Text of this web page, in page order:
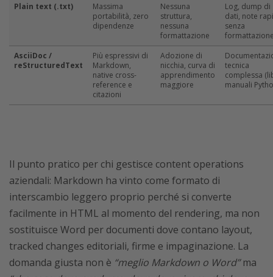
Plain text (.txt)
Massima
portabilità, zero
dipendenze
Nessuna
struttura,
nessuna
formattazione
Log, dump di
dati, note
senza
AsciiDoc /
reStructuredText
Più espressivi di
Markdown,
native cross-
reference e
citazioni
Adozione di
nicchia, curva di
apprendimento
maggiore
tecnica
complessa
manuali
Il punto pratico per chi gestisce content operations
aziendali: Markdown ha vinto come formato di
interscambio leggero proprio perché si converte
facilmente in HTML al momento del rendering, ma non
sostituisce Word per documenti dove contano layout,
tracked changes editoriali, firme e impaginazione. La
domanda giusta non è “meglio Markdown o Word”ma